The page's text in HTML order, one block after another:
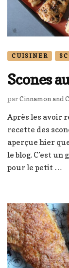
CUISINER
Scones
parCinnamon and
Après les avoir
recette des
aperçue hier
le blog. C’est
pour le petit …